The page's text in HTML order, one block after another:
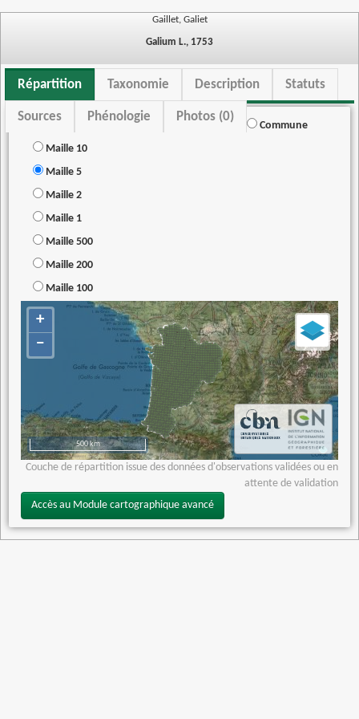
Gaillet, Galiet
Galium L., 1753
Répartition Taxonomie Description Statuts
Sources Phénologie Photos (0)
Commune
Maille 10
Maille 5
Maille 2
Maille 1
Maille 500
Maille 200
Maille 100
+
−
500 km
Couche de répartition issue des données d'observations validées ou en
attente de validation
Accès au Module cartographique avancé